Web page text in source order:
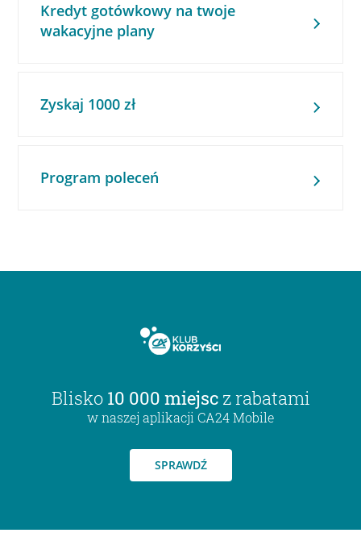
Kredyt gotówkowy na twoje
wakacyjne plany
Zyskaj 1000 zł
Program poleceń
Blisko 10 000 miejsc z rabatami
w naszej aplikacji CA24 Mobile
SPRAWDŹ